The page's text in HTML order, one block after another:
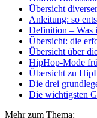
Übersicht
Anleitung: so
Definition – Was
Übersicht: die
Übersicht über
HipHop-Mode
Übersicht zu
Die drei
Die wichtigsten
Mehr zum Thema: